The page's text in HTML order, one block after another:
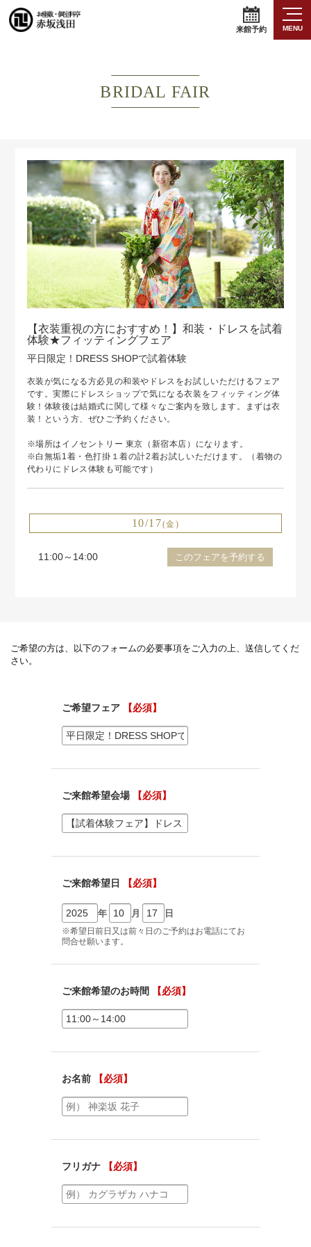
来館予約 MENU
BRIDAL FAIR
【衣装重視の方におすすめ！】和装・ドレスを試着
体験★フィッティングフェア
平日限定！DRESS SHOPで試着体験
衣装が気になる方必見の和装やドレスをお試しいただけるフェア
です。実際にドレスショップで気になる衣装をフィッティング体
験！体験後は結婚式に関して様々なご案内を致します。まずは衣
装！という方、ぜひご予約ください。
※場所はイノセントリー 東京（新宿本店）になります。
※白無垢1着・色打掛１着の計2着お試しいただけます。（着物の
代わりにドレス体験も可能です）
10/17(金)
11:00～14:00 このフェアを予約する